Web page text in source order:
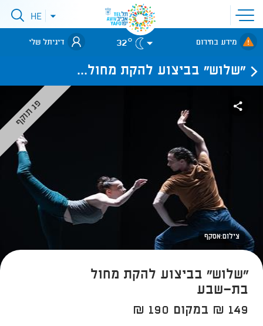
פתיחת
תפריט
אתר
לאתר עיריית
תל-אביב
פתיחתHE
מידע בחירום 32° דיגיתל שלי
"שלוש" בביצוע להקת מחול...
צילום:אסקף
פג תוקף
"שלוש" בביצוע להקת מחול
בת־שבע
149 ₪ במקום 190 ₪